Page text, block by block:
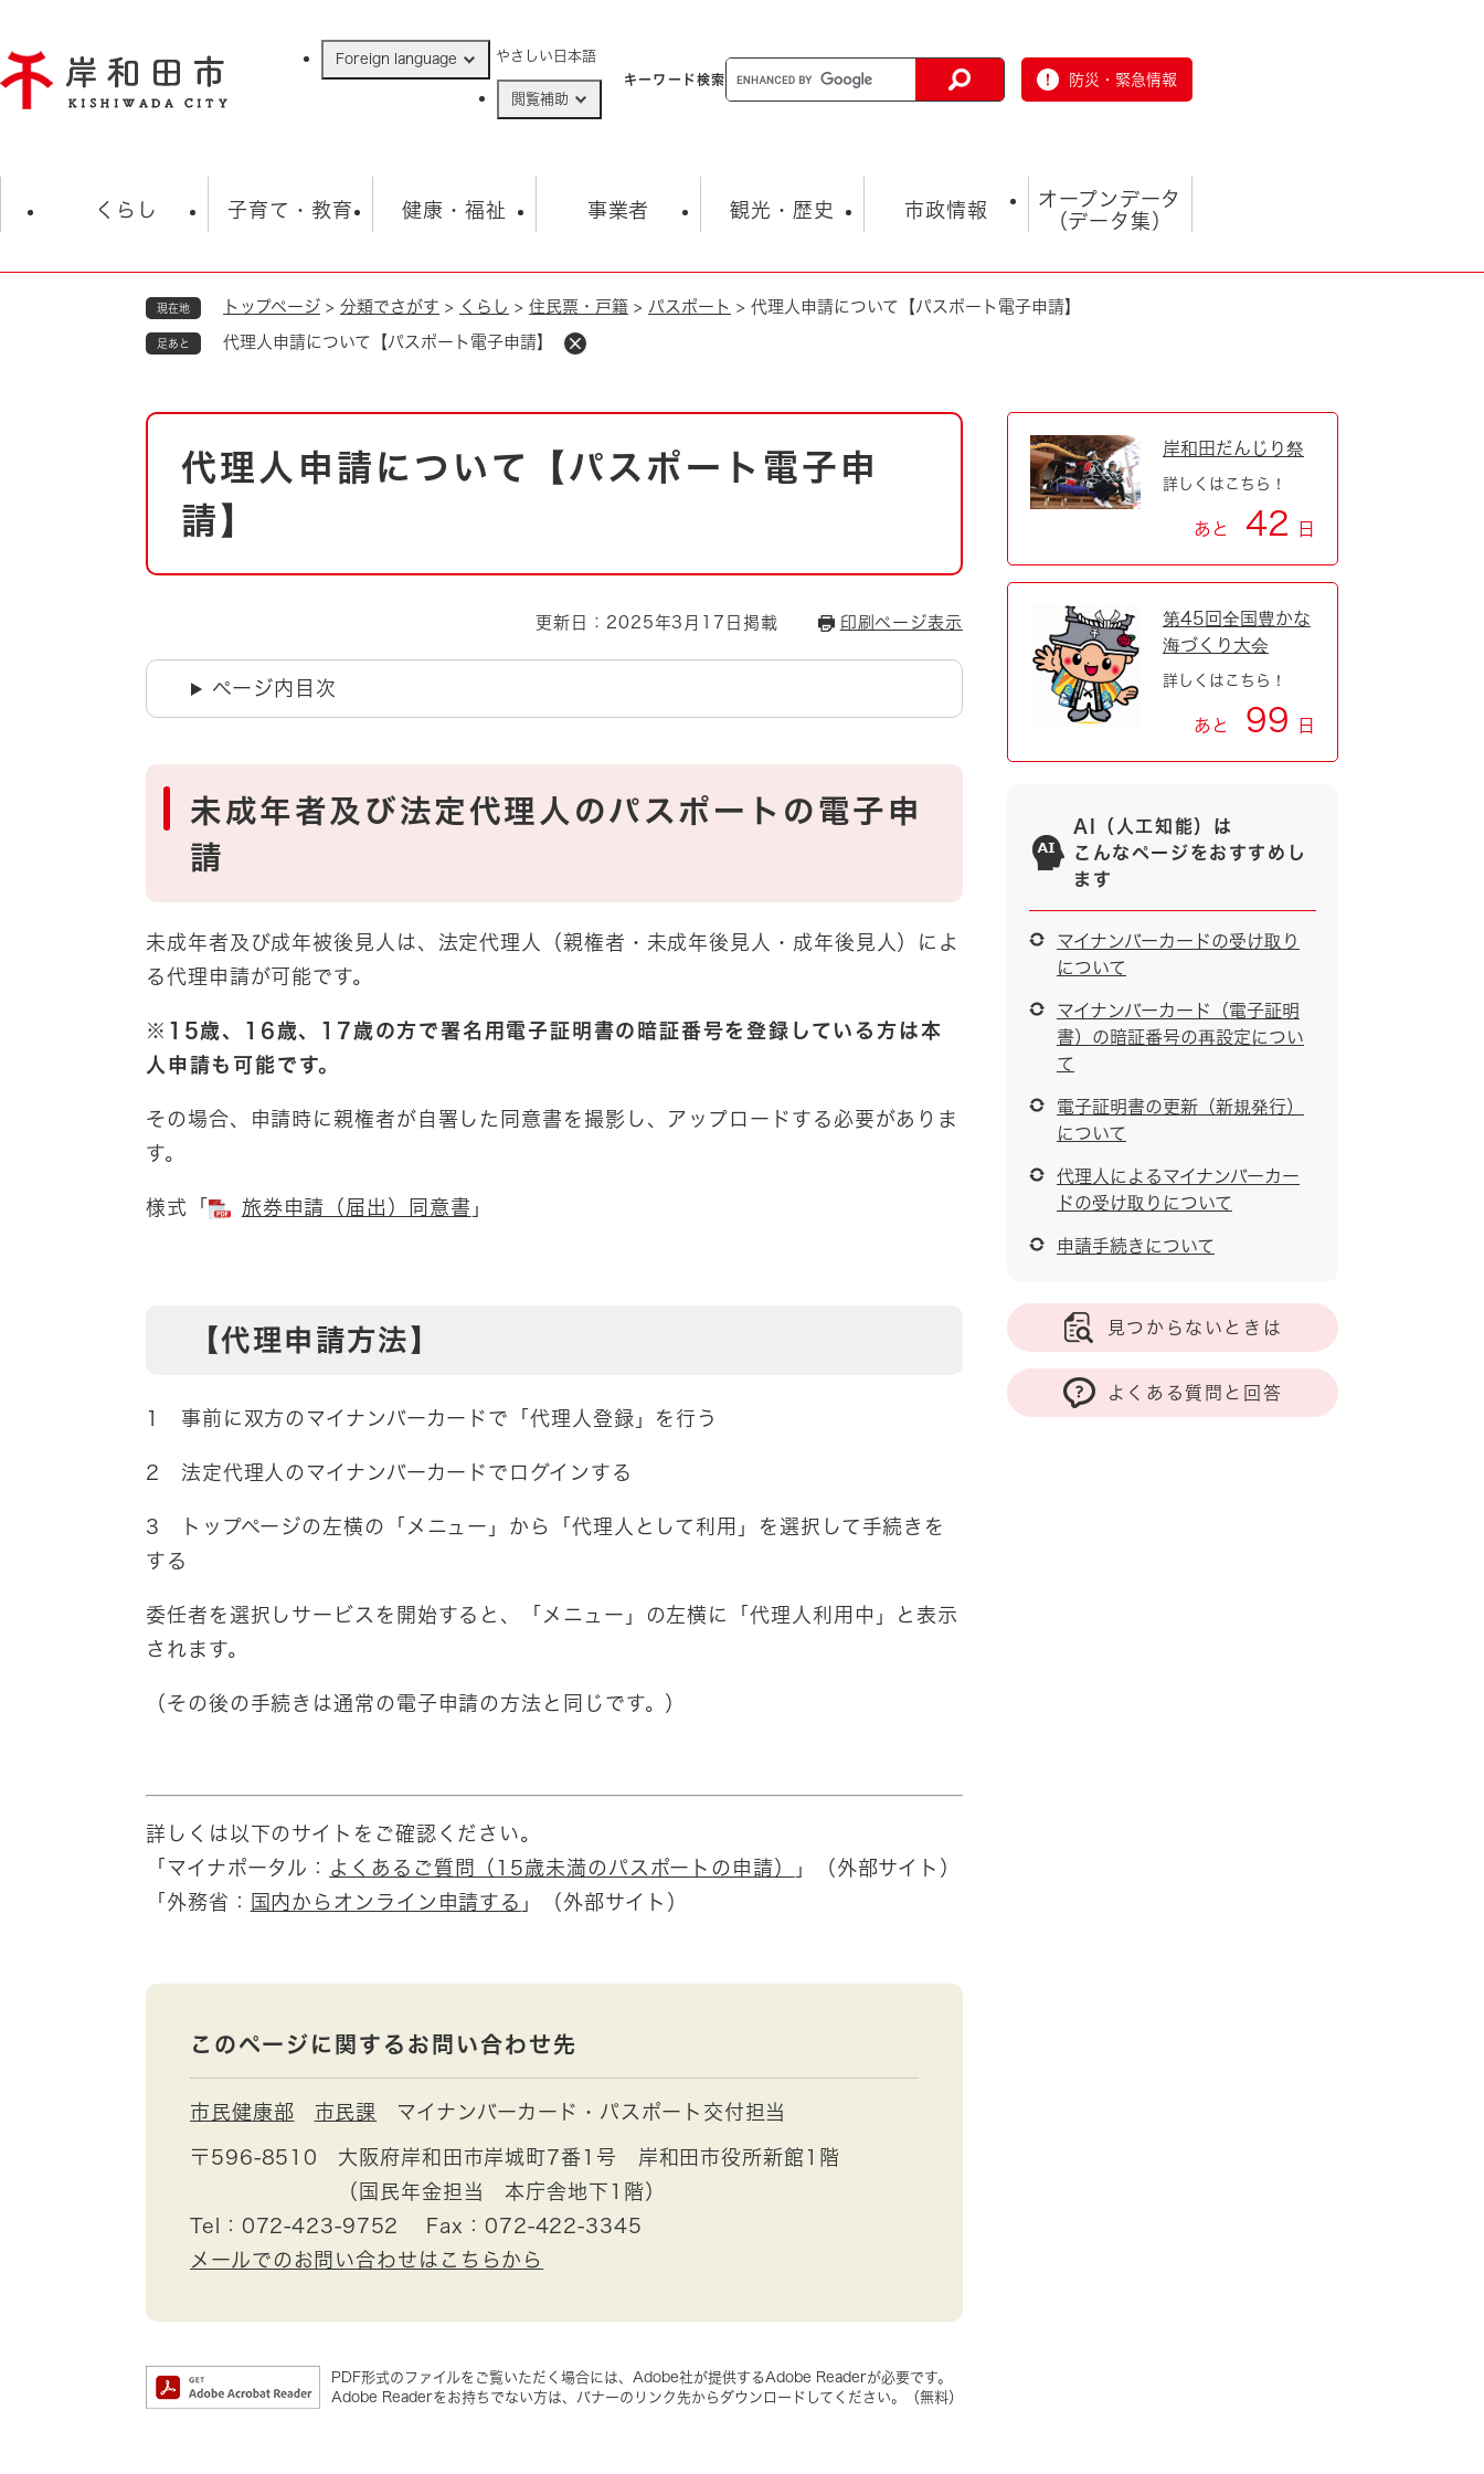
ジ
の
Foreign language やさしい日本語
閲覧補助
キーワード検索 防災・緊急情報
くらし
住民票・戸籍
ごみ・衛生・動物 救急・消防
防災・防犯 上水道・下水道
自然・環境・公園
引っ越し
道路・河川・交通
とじる
子育て・教育
学校 子育て
健康・福祉
福祉・健康・生活 生涯学習・スポーツ
事業者
入札・契約情報 まちづくり・協働
環境 福祉・介護
観光・歴史
観光 観光スポット
市政情報
市の概要 総合計画
市政 職員採用情報
市役所・施設の案内
オープンデータ
（データ集）
オープンデータ
現在地 トップページ > 分類でさがす > くらし > 住民票・戸籍 > パスポート > 代理人申請について【パスポート電子申請】
足あと 代理人申請について【パスポート電子申請】
本
代理人申請について【パスポート電子申
請】
更新日：2025年3月17日掲載 印刷ページ表示
ページ内目次
未成年者及び法定代理人のパスポートの電子申
請
未成年者及び成年被後見人は、法定代理人（親権者・未成年後見人・成年後見人）によ
る代理申請が可能です。
※15歳、16歳、17歳の方で署名用電子証明書の暗証番号を登録している方は本
人申請も可能です。
その場合、申請時に親権者が自署した同意書を撮影し、アップロードする必要がありま
す。
様式「 旅券申請（届出）同意書 」
【代理申請方法】
1 事前に双方のマイナンバーカードで「代理人登録」を行う
2 法定代理人のマイナンバーカードでログインする
3 トップページの左横の「メニュー」から「代理人として利用」を選択して手続きを
する
委任者を選択しサービスを開始すると、「メニュー」の左横に「代理人利用中」と表示
されます。
（その後の手続きは通常の電子申請の方法と同じです。）
詳しくは以下のサイトをご確認ください。
「マイナポータル：
よくあるご質問（15歳未満のパスポートの申請）
」（外部サイト）
「外務省：
国内からオンライン申請する 」（外部サイト）​
このページに関するお問い合わせ先
市民健康部 市民課 マイナンバーカード・パスポート交付担当
〒596-8510
大阪府岸和田市岸城町7番1号 岸和田市役所新館1階
（国民年金担当 本庁舎地下1階）
Tel：072-423-9752
Fax：072-422-3345
メールでのお問い合わせはこちらから
PDF形式のファイルをご覧いただく場合には、Adobe社が提供するAdobe Readerが必要です。
Adobe Readerをお持ちでない方は、バナーのリンク先からダウンロードしてください。（無料）
岸和田だんじり祭
詳しくはこちら！
あと 42 日
第45回全国豊かな
海づくり大会
詳しくはこちら！
あと 99 日
AI（人工知能）は
こんなページをおすすめし
ます
マイナンバーカードの受け取り
について
マイナンバーカード（電子証明
書）の暗証番号の再設定につい
て
電子証明書の更新（新規発行）
について
代理人によるマイナンバーカー
ドの受け取りについて
申請手続きについて
見つからないときは
よくある質問と回答